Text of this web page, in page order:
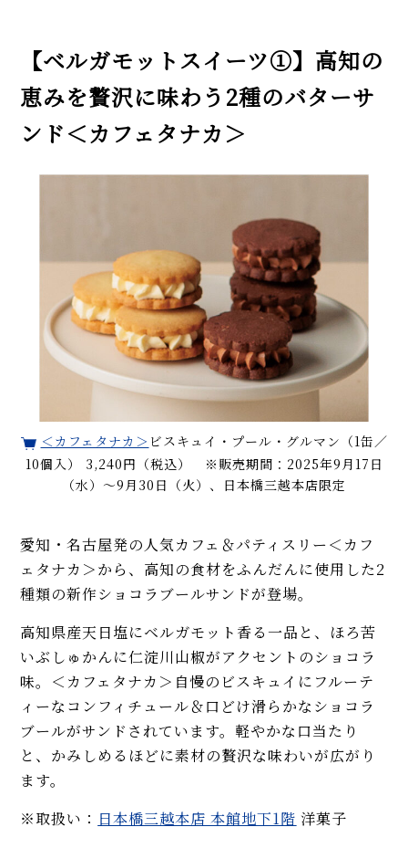
【ベルガモットスイーツ①】高知の
恵みを贅沢に味わう2種のバターサ
ンド＜カフェタナカ＞
＜カフェタナカ＞ ビスキュイ・プール・グルマン（1缶／
10個入） 3,240円（税込） ※販売期間：2025年9月17日
（水）～9月30日（火）、日本橋三越本店限定
愛知・名古屋発の人気カフェ＆パティスリー＜カフ
ェタナカ＞から、高知の食材をふんだんに使用した2
種類の新作ショコラブールサンドが登場。
高知県産天日塩にベルガモット香る一品と、ほろ苦
いぶしゅかんに仁淀川山椒がアクセントのショコラ
味。＜カフェタナカ＞自慢のビスキュイにフルーテ
ィーなコンフィチュール＆口どけ滑らかなショコラ
ブールがサンドされています。軽やかな口当たり
と、かみしめるほどに素材の贅沢な味わいが広がり
ます。
※取扱い： 日本橋三越本店 本館地下1階 洋菓子